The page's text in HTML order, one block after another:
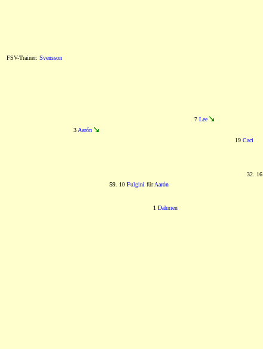
FSV-Trainer: Svensson
7 Lee
3 Aarón
19 Caci
32. 16
59. 10 Fulgini fürAarón
1 Dahmen